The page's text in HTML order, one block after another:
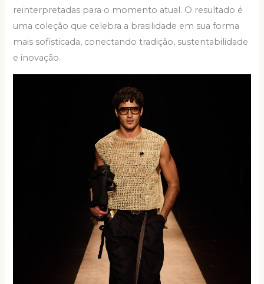
reinterpretadas para o momento atual. O resultado é
uma coleção que celebra a brasilidade em sua forma
mais sofisticada, conectando tradição, sustentabilidade
e inovação.